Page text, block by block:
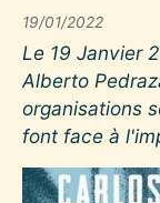
19/01/2022
Le 19 Janvier
Alberto
organisations
font face à